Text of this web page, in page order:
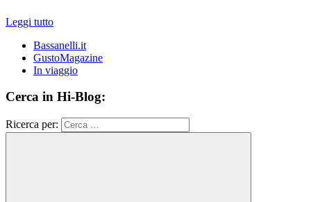
Leggi tutto
Bassanelli.it
GustoMagazine
In viaggio
Cerca in Hi-Blog:
Ricerca per: